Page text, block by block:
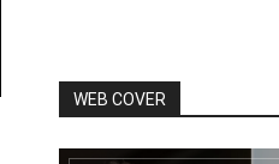
WEB COVER